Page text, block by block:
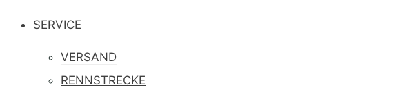
SERVICE
VERSAND
RENNSTRECKE